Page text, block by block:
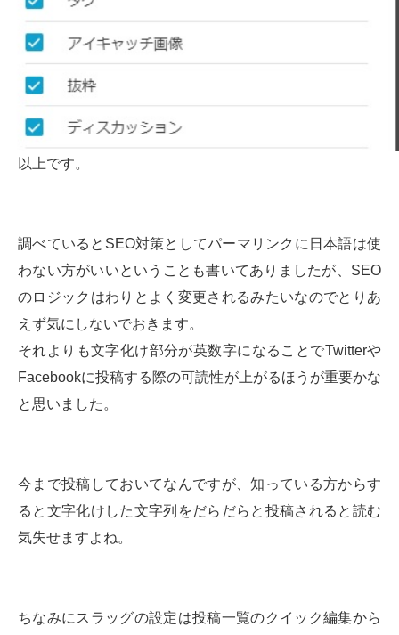
以上です。
調べているとSEO対策としてパーマリンクに日本語は使
わない方がいいということも書いてありましたが、SEO
のロジックはわりとよく変更されるみたいなのでとりあ
えず気にしないでおきます。
それよりも文字化け部分が英数字になることでTwitterや
Facebookに投稿する際の可読性が上がるほうが重要かな
と思いました。
今まで投稿しておいてなんですが、知っている方からす
ると文字化けした文字列をだらだらと投稿されると読む
気失せますよね。
ちなみにスラッグの設定は投稿一覧のクイック編集から